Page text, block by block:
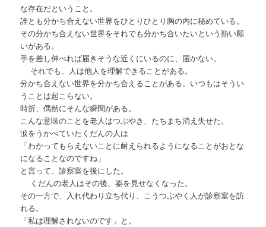
移
動
動
な存在だということ。
誰とも分かち合えない世界をひとりひとり胸の内に秘めている。
その分かち合えない世界をそれでも分かち合いたいという熱い願
いがある。
手を差し伸べれば届きそうな近くにいるのに、届かない。
それでも、人は他人を理解できることがある。
分かち合えない世界を分かち合えることがある。いつもはそうい
うことは起こらない。
時折、偶然にそんな瞬間がある。
こんな意味のことを老人はつぶやき、たちまち消え失せた。
涙をうかべていたくだんの人は
「わかってもらえないことに耐えられるようになることがおとな
になることなのですね」
と言って、診察室を後にした。
くだんの老人はその後、姿を見せなくなった。
その一方で、入れ代わり立ち代り、こうつぶやく人が診察室を訪
れる。
「私は理解されないのです」と。